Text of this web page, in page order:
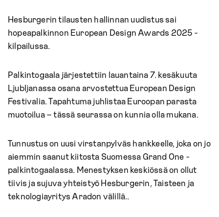
Hesburgerin tilausten hallinnan uudistus sai
hopeapalkinnon European Design Awards 2025 -
kilpailussa.
Palkintogaala järjestettiin lauantaina 7. kesäkuuta
Ljubljanassa osana arvostettua European Design
Festivalia. Tapahtuma juhlistaa Euroopan parasta
muotoilua – tässä seurassa on kunnia olla mukana.
Tunnustus on uusi virstanpylväs hankkeelle, joka on jo
aiemmin saanut kiitosta Suomessa Grand One -
palkintogaalassa. Menestyksen keskiössä on ollut
tiivis ja sujuva yhteistyö Hesburgerin, Taisteen ja
teknologiayritys Aradon välillä..